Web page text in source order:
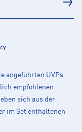
angeführten UVPs
empfohlenen
sich aus der
im Set enthaltenen